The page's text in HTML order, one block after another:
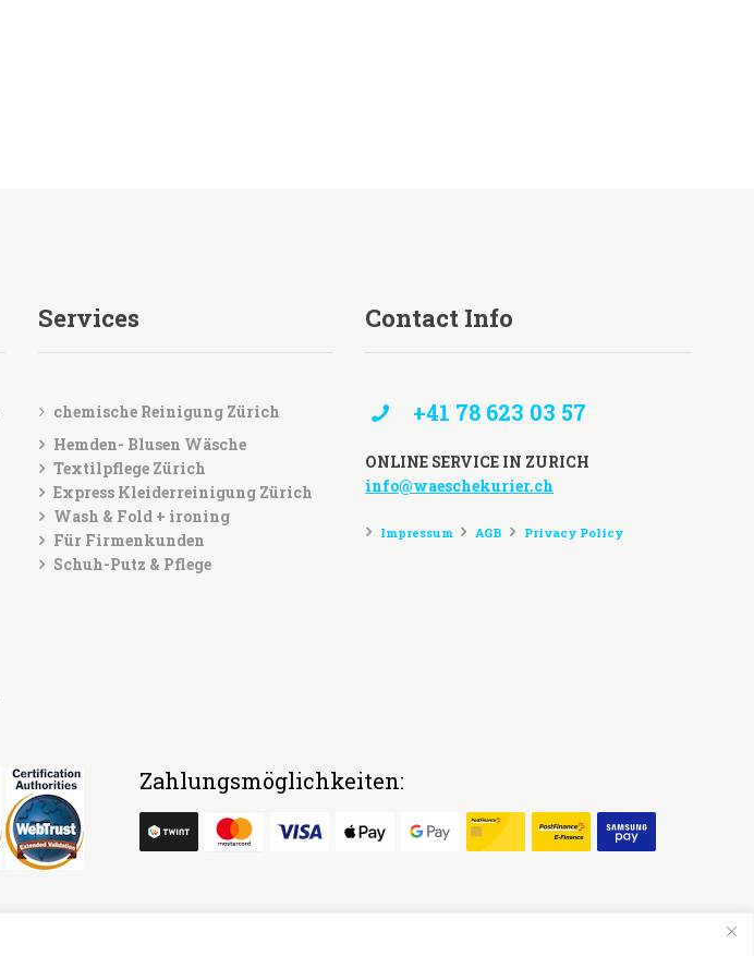
Services
chemische Reinigung Zürich
Hemden- Blusen Wäsche
Textilpflege Zürich
Express Kleiderreinigung Zürich
Wash & Fold + ironing
Für Firmenkunden
Schuh-Putz & Pflege
Contact Info
+41 78 623 03 57
ONLINE SERVICE IN ZURICH
info@waeschekurier.ch
Impressum AGB Privacy Policy
Zahlungsmöglichkeiten: